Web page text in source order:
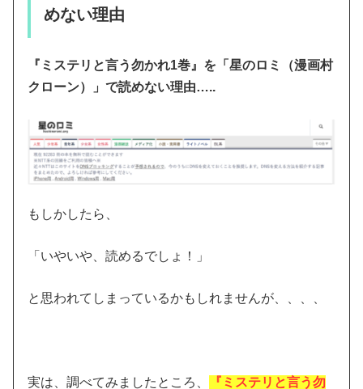
めない理由
『ミステリと言う勿かれ1巻』を「星のロミ（漫画村
クローン）」で読めない理由…..
もしかしたら、
「いやいや、読めるでしょ！」
と思われてしまっているかもしれませんが、、、、
実は、調べてみましたところ、
『ミステリと言う勿